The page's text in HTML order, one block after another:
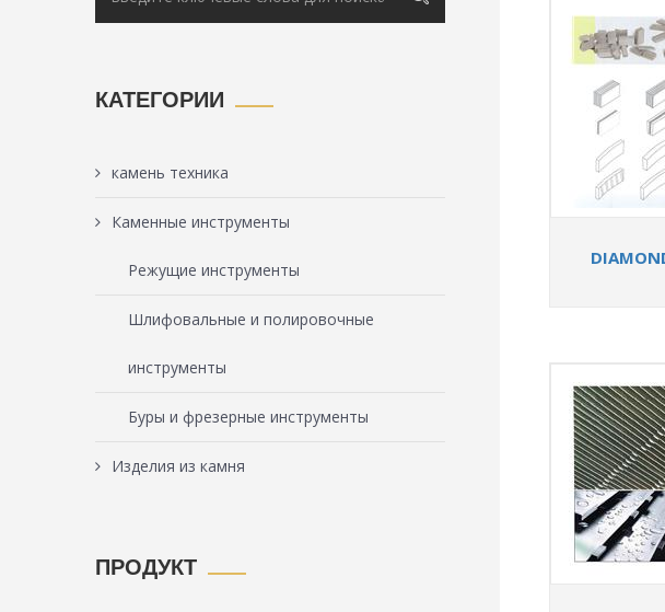
КАТЕГОРИИ
камень техника
Каменные инструменты
Режущие инструменты
Шлифовальные и полировочные
инструменты
Буры и фрезерные инструменты
Изделия из камня
ПРОДУКТ